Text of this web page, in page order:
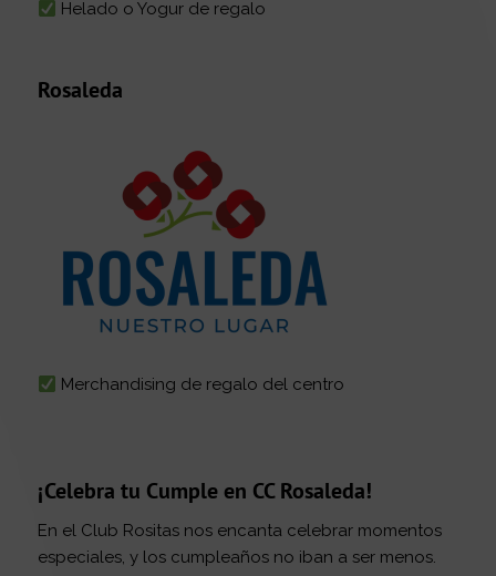
Helado o Yogur de regalo
Rosaleda
Merchandising de regalo del centro
¡Celebra tu Cumple en CC Rosaleda!
En el Club Rositas nos encanta celebrar momentos
especiales, y los cumpleaños no iban a ser menos.